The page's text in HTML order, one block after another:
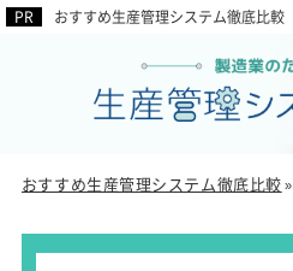
おすすめ生産管理システム徹底比較
おすすめ生産管理システム徹底比較»